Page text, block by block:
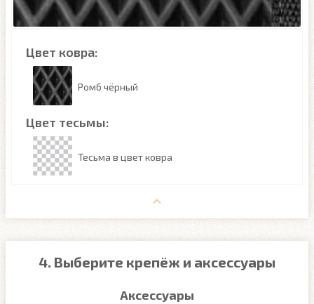
Цвет ковра:
Ромб чёрный
Цвет тесьмы:
Тесьма в цвет ковра
4. Выберите крепёж и аксессуары
Аксессуары